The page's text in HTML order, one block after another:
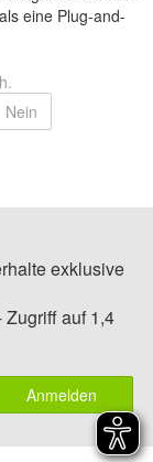
eine Plug-and-
Nein
exklusive
Zugriff auf 1,4
Anmelden